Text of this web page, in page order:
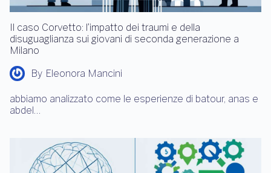
Il caso Corvetto: l’impatto dei traumi e della
disuguaglianza sui giovani di seconda generazione a
Milano
By Eleonora Mancini
abbiamo analizzato come le esperienze di batour, anas e
abdel…